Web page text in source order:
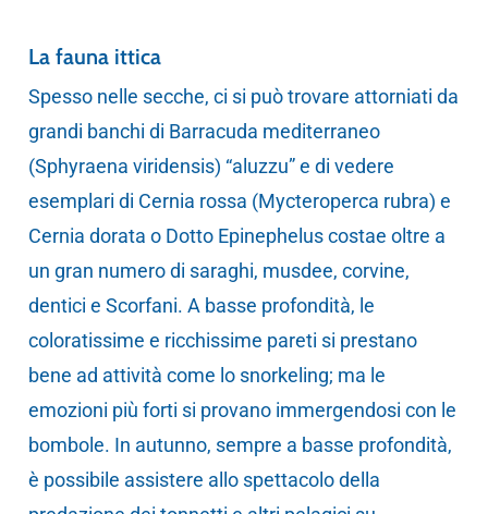
La fauna ittica
Spesso nelle secche, ci si può trovare attorniati da
grandi banchi di Barracuda mediterraneo
(Sphyraena viridensis) “aluzzu” e di vedere
esemplari di Cernia rossa (Mycteroperca rubra) e
Cernia dorata o Dotto Epinephelus costae oltre a
un gran numero di saraghi, musdee, corvine,
dentici e Scorfani. A basse profondità, le
coloratissime e ricchissime pareti si prestano
bene ad attività come lo snorkeling; ma le
emozioni più forti si provano immergendosi con le
bombole. In autunno, sempre a basse profondità,
è possibile assistere allo spettacolo della